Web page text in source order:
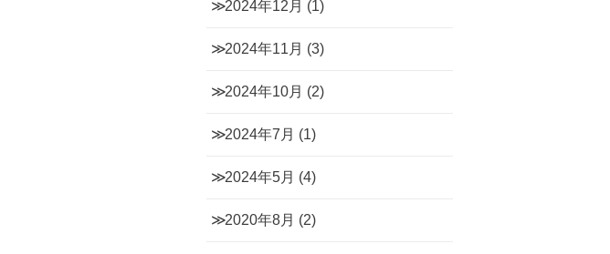
2024年12月 (1)
2024年11月 (3)
2024年10月 (2)
2024年7月 (1)
2024年5月 (4)
2020年8月 (2)